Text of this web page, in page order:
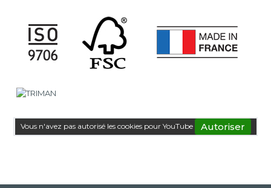
Vous n'avez pas autorisé les cookies pour YouTube Autoriser